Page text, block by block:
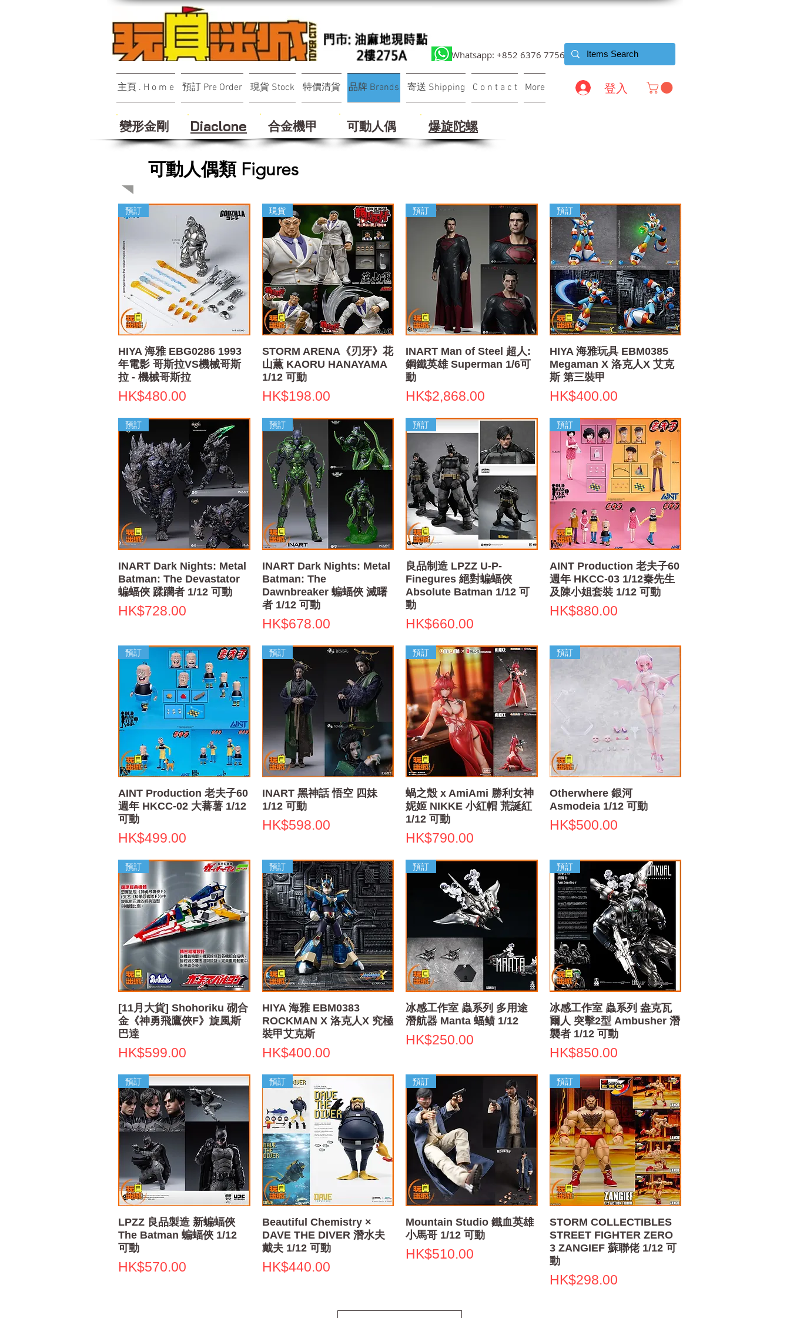
Whatsapp: +852 6376 7756
主頁 . H o m e 預訂 Pre Order 現貨 Stock 特價清貨 品牌 Brands 寄送 Shipping C o n t a c t More 登入
變形金剛 Diaclone 合金機甲 可動人偶 ​爆旋陀螺
可動人偶類 Figures
快速瀏覽
預訂
HIYA 海雅 EBG0286 1993
年電影 哥斯拉VS機械哥斯
拉 - 機械哥斯拉
價格
HK$480.00
快速瀏覽
現貨
STORM ARENA《刃牙》花
山薫 KAORU HANAYAMA
1/12 可動
價格
HK$198.00
快速瀏覽
預訂
INART Man of Steel 超人:
鋼鐵英雄 Superman 1/6可
動
價格
HK$2,868.00
快速瀏覽
預訂
HIYA 海雅玩具 EBM0385
Megaman X 洛克人X 艾克
斯 第三裝甲
價格
HK$400.00
快速瀏覽
預訂
INART Dark Nights: Metal
Batman: The Devastator
蝙蝠俠 蹂躪者 1/12 可動
價格
HK$728.00
快速瀏覽
預訂
INART Dark Nights: Metal
Batman: The
Dawnbreaker 蝙蝠俠 滅曙
者 1/12 可動
價格
HK$678.00
快速瀏覽
預訂
良品制造 LPZZ U-P-
Finegures 絕對蝙蝠俠
Absolute Batman 1/12 可
動
價格
HK$660.00
快速瀏覽
預訂
AINT Production 老夫子60
週年 HKCC-03 1/12秦先生
及陳小姐套裝 1/12 可動
價格
HK$880.00
快速瀏覽
預訂
AINT Production 老夫子60
週年 HKCC-02 大蕃薯 1/12
可動
價格
HK$499.00
快速瀏覽
預訂
INART 黑神話 悟空 四妹
1/12 可動
價格
HK$598.00
快速瀏覽
預訂
蝸之殼 x AmiAmi 勝利女神
妮姬 NIKKE 小紅帽 荒誕紅
1/12 可動
價格
HK$790.00
快速瀏覽
預訂
Otherwhere 銀河
Asmodeia 1/12 可動
價格
HK$500.00
快速瀏覽
預訂
[11月大貨] Shohoriku 砌合
金《神勇飛鷹俠F》旋風斯
巴達
價格
HK$599.00
快速瀏覽
預訂
HIYA 海雅 EBM0383
ROCKMAN X 洛克人X 究極
裝甲艾克斯
價格
HK$400.00
快速瀏覽
預訂
冰感工作室 蟲系列 多用途
潛航器 Manta 蝠鲼 1/12
價格
HK$250.00
快速瀏覽
預訂
冰感工作室 蟲系列 盎克瓦
爾人 突擊2型 Ambusher 潛
襲者 1/12 可動
價格
HK$850.00
快速瀏覽
預訂
LPZZ 良品製造 新蝙蝠俠
The Batman 蝙蝠俠 1/12
可動
價格
HK$570.00
快速瀏覽
預訂
Beautiful Chemistry ×
DAVE THE DIVER 潛水夫
戴夫 1/12 可動
價格
HK$440.00
快速瀏覽
預訂
Mountain Studio 鐵血英雄
小馬哥 1/12 可動
價格
HK$510.00
快速瀏覽
預訂
STORM COLLECTIBLES
STREET FIGHTER ZERO
3 ZANGIEF 蘇聯佬 1/12 可
動
價格
HK$298.00